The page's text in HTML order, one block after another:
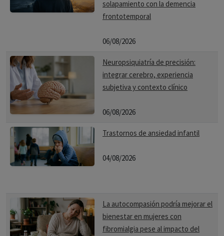
solapamiento con la demencia
frontotemporal
06/08/2026
Neuropsiquiatría de precisión:
integrar cerebro, experiencia
subjetiva y contexto clínico
06/08/2026
Trastornos de ansiedad infantil
04/08/2026
La autocompasión podría mejorar el
bienestar en mujeres con
fibromialgia pese al impacto del